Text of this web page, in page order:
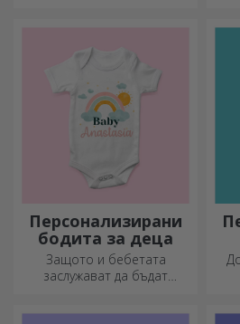
бъдат персонализирани.
Персонализирани
бодита за деца
Защото и бебетата
заслужават да бъдат